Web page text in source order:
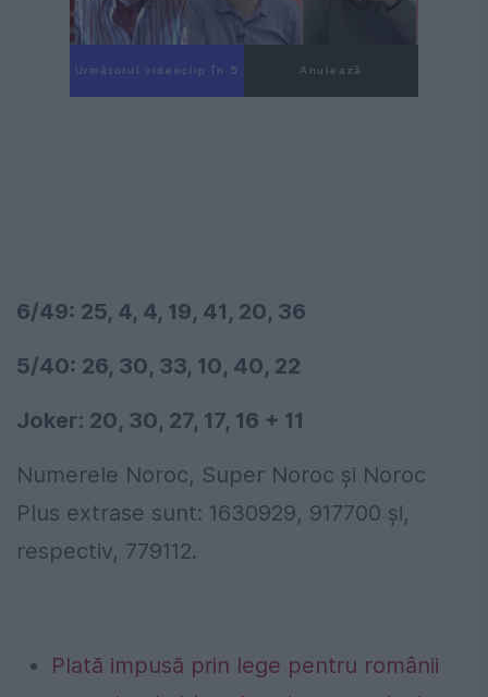
Următorul videoclip în 4 Anulează
6/49: 25, 4, 4, 19, 41, 20, 36
5/40: 26, 30, 33, 10, 40, 22
Joker: 20, 30, 27, 17, 16 + 11
Numerele Noroc, Super Noroc și Noroc
Plus extrase sunt: 1630929, 917700 și,
respectiv, 779112.
Plată impusă prin lege pentru românii